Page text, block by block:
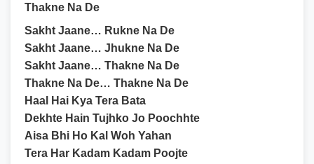
Thakne Na De
Sakht Jaane… Rukne Na De
Sakht Jaane… Jhukne Na De
Sakht Jaane… Thakne Na De
Thakne Na De… Thakne Na De
Haal Hai Kya Tera Bata
Dekhte Hain Tujhko Jo Poochhte
Aisa Bhi Ho Kal Woh Yahan
Tera Har Kadam Kadam Poojte